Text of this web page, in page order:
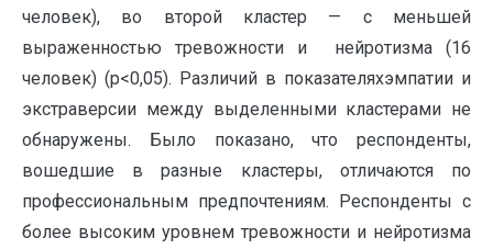
человек), во второй кластер — с меньшей
выраженностью тревожности и нейротизма (16
человек) (p<0,05). Различий в показателяхэмпатии и
экстраверсии между выделенными кластерами не
обнаружены. Было показано, что респонденты,
вошедшие в разные кластеры, отличаются по
профессиональным предпочтениям. Респонденты с
более высоким уровнем тревожности и нейротизма